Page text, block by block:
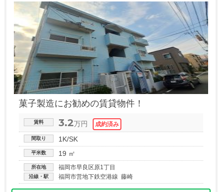
菓子製造にお勧めの賃貸物件！
賃料 3.2万円
間取り 1K/SK
平米数 19 ㎡
所在地 福岡市早良区原1丁目
沿線・駅 福岡市営地下鉄空港線 藤崎